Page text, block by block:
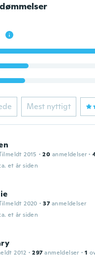
Mest nyttigt
2015 · 20 anmeldelser ·
et år siden
2020 · 37 anmeldelser
et år siden
2012 · 297 anmeldelser · 1